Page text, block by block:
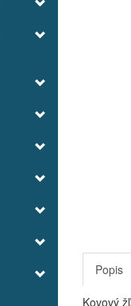
Popis
Kovový